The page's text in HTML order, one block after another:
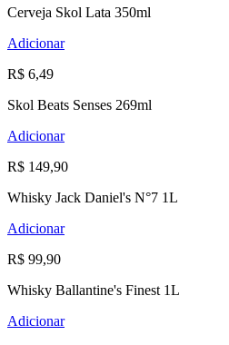
Cerveja Skol Lata 350ml
Adicionar
R$ 6,49
Skol Beats Senses 269ml
Adicionar
R$ 149,90
Whisky Jack Daniel's N°7 1L
Adicionar
R$ 99,90
Whisky Ballantine's Finest 1L
Adicionar